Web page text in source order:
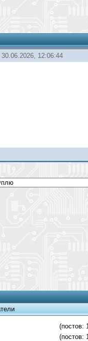
30.06.2026, 12:06:44
(постов:
(постов: